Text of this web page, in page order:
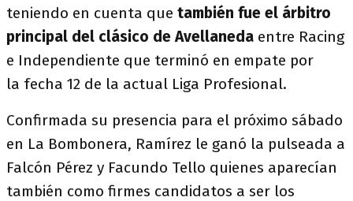
teniendo en cuenta que también fue el árbitro
principal del clásico de Avellaneda entre Racing
e Independiente que terminó en empate por
la fecha 12 de la actual Liga Profesional.
Confirmada su presencia para el próximo sábado
en La Bombonera, Ramírez le ganó la pulseada a
Falcón Pérez y Facundo Tello quienes aparecían
también como firmes candidatos a ser los